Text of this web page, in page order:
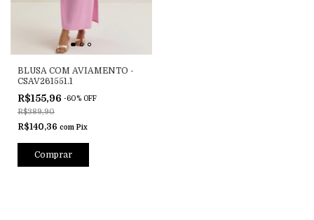
BLUSA COM AVIAMENTO -
CSAV261551.1
R$155,96 -60% OFF
R$389,90
R$140,36 com Pix
Comprar